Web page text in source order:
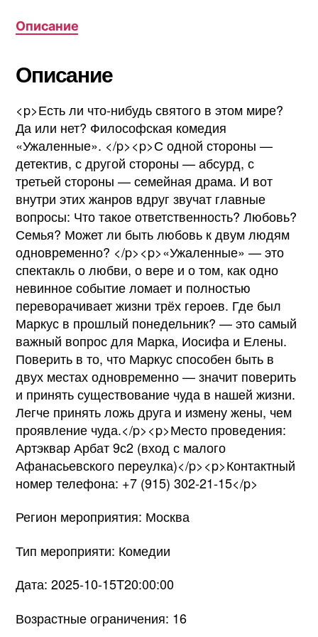
Описание
Описание
<p>Есть ли что-нибудь святого в этом мире?
Да или нет? Философская комедия
«Ужаленные». </p><p>С одной стороны —
детектив, с другой стороны — абсурд, с
третьей стороны — семейная драма. И вот
внутри этих жанров вдруг звучат главные
вопросы: Что такое ответственность? Любовь?
Семья? Может ли быть любовь к двум людям
одновременно? </p><p>«Ужаленные» — это
спектакль о любви, о вере и о том, как одно
невинное событие ломает и полностью
переворачивает жизни трёх героев. Где был
Маркус в прошлый понедельник? — это самый
важный вопрос для Марка, Иосифа и Елены.
Поверить в то, что Маркус способен быть в
двух местах одновременно — значит поверить
и принять существование чуда в нашей жизни.
Легче принять ложь друга и измену жены, чем
проявление чуда.</p><p>Место проведения:
Артэквар Арбат 9с2 (вход с малого
Афанасьевского переулка)</p><p>Контактный
номер телефона: +7 (915) 302-21-15</p>
Регион мероприятия: Москва
Тип мероприяти: Комедии
Дата: 2025-10-15T20:00:00
Возрастные ограничения: 16